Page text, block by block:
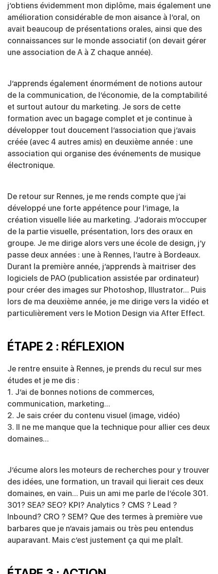
j’obtiens évidemment mon diplôme, mais également une
amélioration considérable de mon aisance à l’oral, on
avait beaucoup de présentations orales, ainsi que des
connaissances sur le monde associatif (on devait gérer
une association de A à Z chaque année).
J’apprends également énormément de notions autour
de la communication, de l’économie, de la comptabilité
et surtout autour du marketing. Je sors de cette
formation avec un bagage complet et je continue à
développer tout doucement l’association que j’avais
créée (avec 4 autres amis) en deuxième année : une
association qui organise des événements de musique
électronique.
De retour sur Rennes, je me rends compte que j’ai
développé une forte appétence pour l’image, la
création visuelle liée au marketing. J’adorais m’occuper
de la partie visuelle, présentation, lors des oraux en
groupe. Je me dirige alors vers une école de design, j’y
passe deux années : une à Rennes, l’autre à Bordeaux.
Durant la première année, j’apprends à maitriser des
logiciels de PAO (publication assistée par ordinateur)
pour créer des images sur Photoshop, Illustrator… Puis
lors de ma deuxième année, je me dirige vers la vidéo et
particulièrement vers le Motion Design via After Effect.
ÉTAPE 2 : RÉFLEXION
Je rentre ensuite à Rennes, je prends du recul sur mes
études et je me dis :
1. J’ai de bonnes notions de commerces,
communication, marketing…
2. Je sais créer du contenu visuel (image, vidéo)
3. Il ne me manque que la technique pour allier ces deux
domaines…
J’écume alors les moteurs de recherches pour y trouver
des idées, une formation, un travail qui lierait ces deux
domaines, en vain… Puis un ami me parle de l’école 301.
301? SEA? SEO? KPI? Analytics ? CMS ? Lead ?
Inbound? CRO ? SEM? Que des termes à première vue
barbares que je n’avais jamais ou très peu entendus
auparavant. Mais c’est justement ça qui me plaît.